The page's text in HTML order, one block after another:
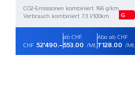
CO2-Emissionen kombiniert 166 g/km
Verbrauch kombiniert 7.3 l/100km
G
CHF 52'490.–
ab CHF
553.00 /Mt.
Abo ab CHF
1'128.00 /Mt.